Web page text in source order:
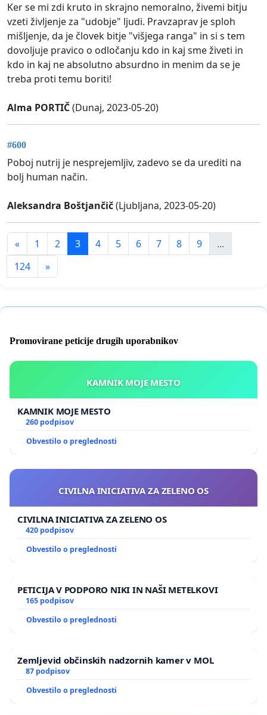
Ker se mi zdi kruto in skrajno nemoralno, živemi bitju
vzeti življenje za "udobje" ljudi. Pravzaprav je sploh
mišljenje, da je človek bitje "višjega ranga" in si s tem
dovoljuje pravico o odločanju kdo in kaj sme živeti in
kdo in kaj ne absolutno absurdno in menim da se je
treba proti temu boriti!
Alma PORTIČ(Dunaj, 2023-05-20)
#600
Poboj nutrij je nesprejemljiv, zadevo se da urediti na
bolj human način.
Aleksandra Boštjančič(Ljubljana, 2023-05-20)
« 1 2 3 4 5 6 7 8 9
...
124
»
Promovirane peticije drugih uporabnikov
KAMNIK MOJE MESTO
KAMNIK MOJE MESTO
260 podpisov
Obvestilo o preglednosti
CIVILNA INICIATIVA ZA ZELENO OS
CIVILNA INICIATIVA ZA ZELENO OS
420 podpisov
Obvestilo o preglednosti
PETICIJA V PODPORO NIKI IN NAŠI METELKOVI
165 podpisov
Obvestilo o preglednosti
Zemljevid občinskih nadzornih kamer v MOL
87 podpisov
Obvestilo o preglednosti